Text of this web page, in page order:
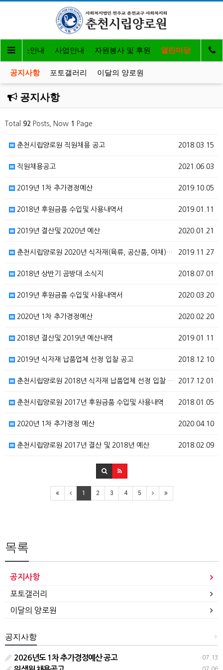
입소안내 사업안내 자원봉사 및 후원 열린마당
공지사항 포토갤러리 이달의 양로원
공지사항
Total 92 Posts, Now 1 Page
2018.03.15
춘천시립양로원 직원채용 공고
2021.06.03
직원채용공고
2019.10.05
2019년 1차 추가경정예산
2019.01.11
2018년 후원금품 수입및 사용내역서
2020.01.21
2019년 결산및 2020년 예산
2019.11.27
춘천시립양로원 2020년 식자재(육류, 공산품, 야채)…
2018.07.01
2018년 상반기 곰방대 소식지
2020.03.20
2019년 후원금품 수입및 사용내역서
2020.02.20
2020년 1차 추가경정예산
2019.01.11
2018년 결산및 2019년 예산내역
2018.12.10
2019년 식자재 납품업체 선정 입찰 공고
2017.12.01
춘천시립양로원 2018년 식자재 납품업체 선정 입찰 공…
2018.01.05
춘천시립양로원 2017년 후원금품 수입및 사용내역
2020.04.10
2020년 1차 추가경정 예산
2018.02.09
춘천시립양로원 2017년 결산 및 2018년 예산
1 2 3 4 5
목록
공지사항
포토갤러리
이달의 양로원
+
공지사항
07.13
2026년도 1차 추가경정예산 공고